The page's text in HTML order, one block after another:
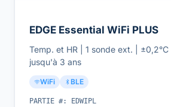
EDGE Essential WiFi PLUS
Temp. et HR | 1 sonde ext. |
jusqu'à 3 ans
WiFi BLE
PARTIE #: EDWIPL